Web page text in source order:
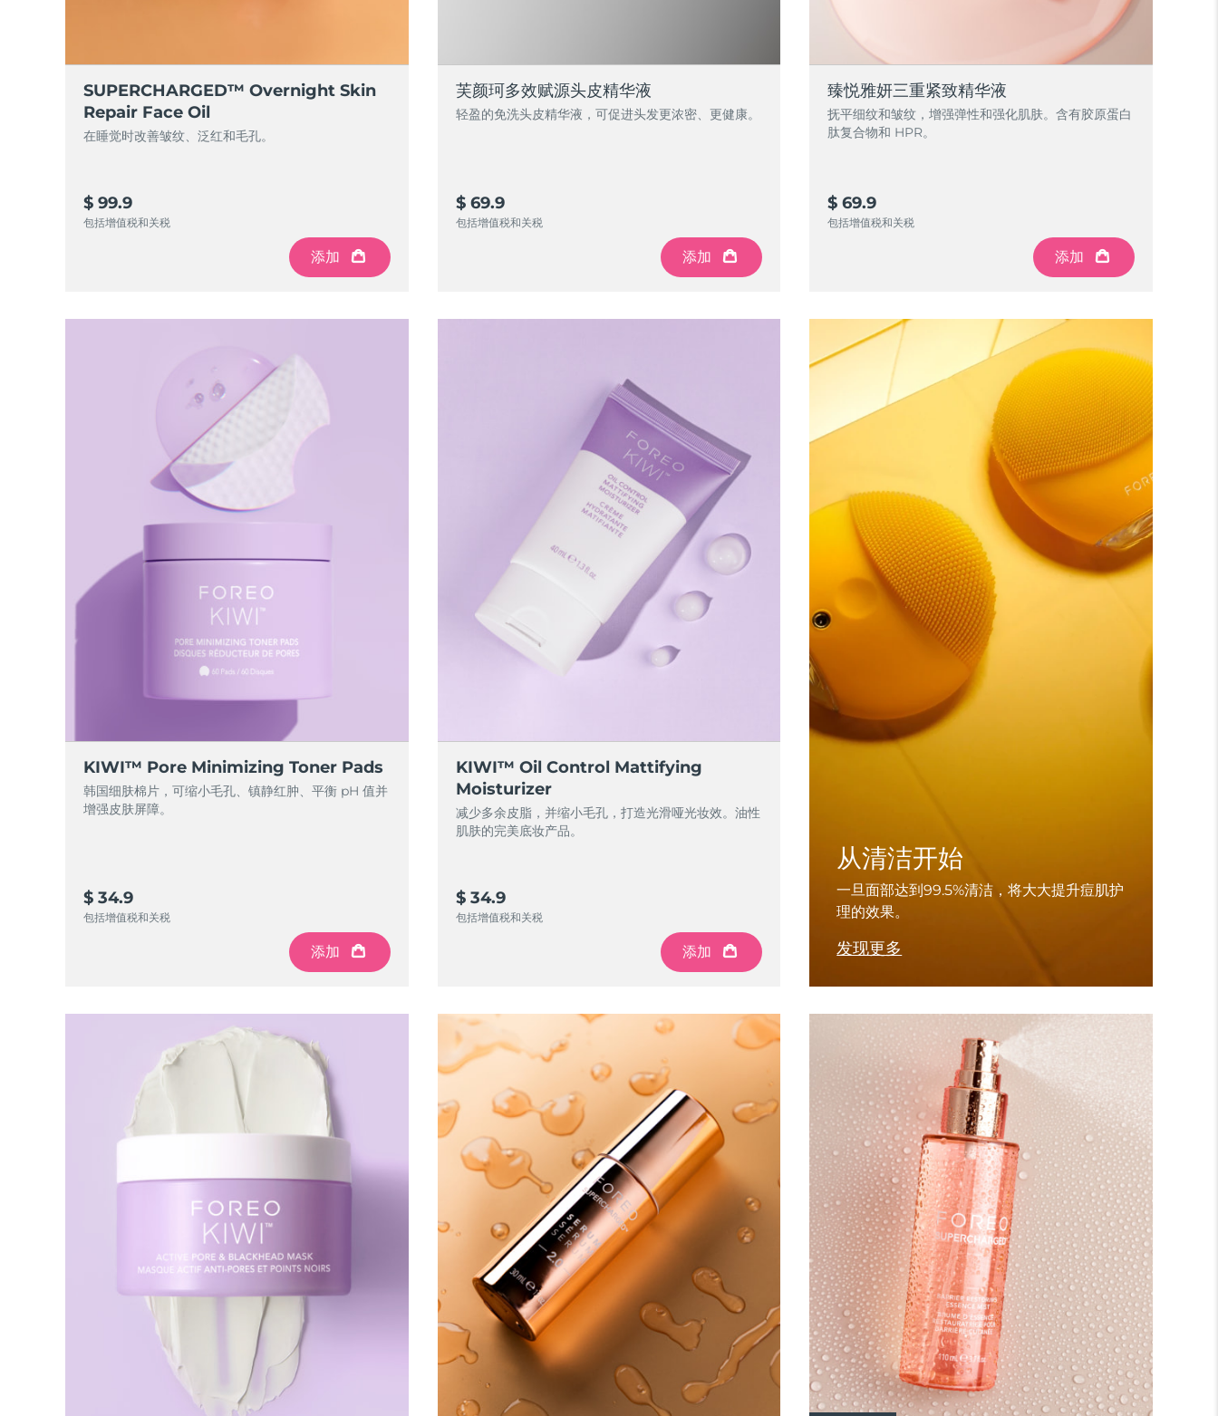
SUPERCHARGED™ Overnight Skin
Repair Face Oil
在睡觉时改善皱纹、泛红和毛孔。
$ 99.9
包括增值税和关税
添加
芙颜珂多效赋源头皮精华液
轻盈的免洗头皮精华液，可促进头发更浓密、更健康。
$ 69.9
包括增值税和关税
添加
臻悦雅妍三重紧致精华液
抚平细纹和皱纹，增强弹性和强化肌肤。含有胶原蛋白
肽复合物和 HPR。
$ 69.9
包括增值税和关税
添加
KIWI™ Pore Minimizing Toner Pads
韩国细肤棉片，可缩小毛孔、镇静红肿、平衡 pH 值并
增强皮肤屏障。
$ 34.9
包括增值税和关税
添加
KIWI™ Oil Control Mattifying
Moisturizer
减少多余皮脂，并缩小毛孔，打造光滑哑光妆效。油性
肌肤的完美底妆产品。
$ 34.9
包括增值税和关税
添加
从清洁开始
一旦面部达到99.5%清洁，将大大提升痘肌护
理的效果。
发现更多
PEACH™ Cooling Prep Gel
Cooling IPL hair removal gel
ESPADA™ Blemish Solution
Concentrated acne gel
All acne treatment devices
眼部护肤
Advanced eye care treatment
All revitalizing eye massagers
KIWI™
Blackhead remover
KIWI™ 皮肤护理
Advanced pore care essentials
FLIP™ play advanced
LED light hairbrush
LUNA™ Dual-Peptide Scalp
Serum
For healthy hair
牙齿美白
issa™ Teeth Whitening Set
issa™ Teeth Whitening Gel